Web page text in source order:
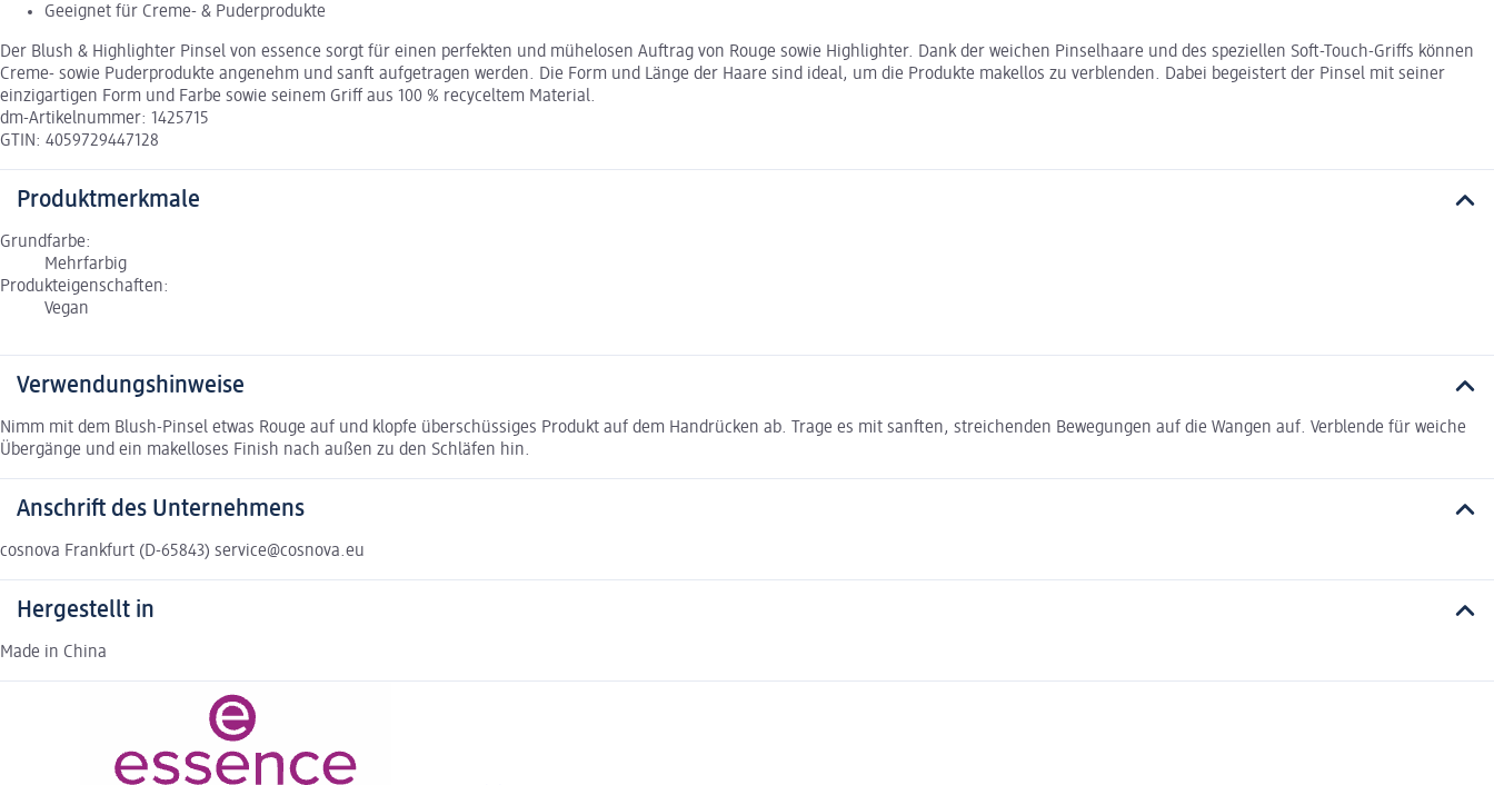
Geeignet für Creme- & Puderprodukte
Der Blush & Highlighter Pinsel von essence sorgt für einen perfekten und mühelosen Auftrag von Rouge sowie Highlighter. Dank der weichen Pinselhaare und des speziellen Soft-Touch-Griffs können
Creme- sowie Puderprodukte angenehm und sanft aufgetragen werden. Die Form und Länge der Haare sind ideal, um die Produkte makellos zu verblenden. Dabei begeistert der Pinsel mit seiner
einzigartigen Form und Farbe sowie seinem Griff aus 100 % recyceltem Material.
dm-Artikelnummer: 1425715
GTIN: 4059729447128
Produktmerkmale
Grundfarbe:
Mehrfarbig
Produkteigenschaften:
Vegan
Verwendungshinweise
Nimm mit dem Blush-Pinsel etwas Rouge auf und klopfe überschüssiges Produkt auf dem Handrücken ab. Trage es mit sanften, streichenden Bewegungen auf die Wangen auf. Verblende für weiche
Übergänge und ein makelloses Finish nach außen zu den Schläfen hin.
Anschrift des Unternehmens
cosnova Frankfurt (D-65843) service@cosnova.eu
Hergestellt in
Made in China